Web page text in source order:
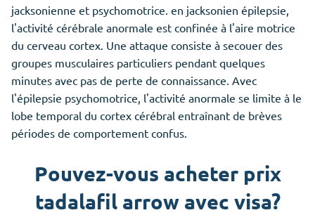
jacksonienne et psychomotrice. en jacksonien épilepsie,
l'activité cérébrale anormale est confinée à l'aire motrice
du cerveau cortex. Une attaque consiste à secouer des
groupes musculaires particuliers pendant quelques
minutes avec pas de perte de connaissance. Avec
l'épilepsie psychomotrice, l'activité anormale se limite à le
lobe temporal du cortex cérébral entraînant de brèves
périodes de comportement confus.
Pouvez-vous acheter prix
tadalafil arrow avec visa?